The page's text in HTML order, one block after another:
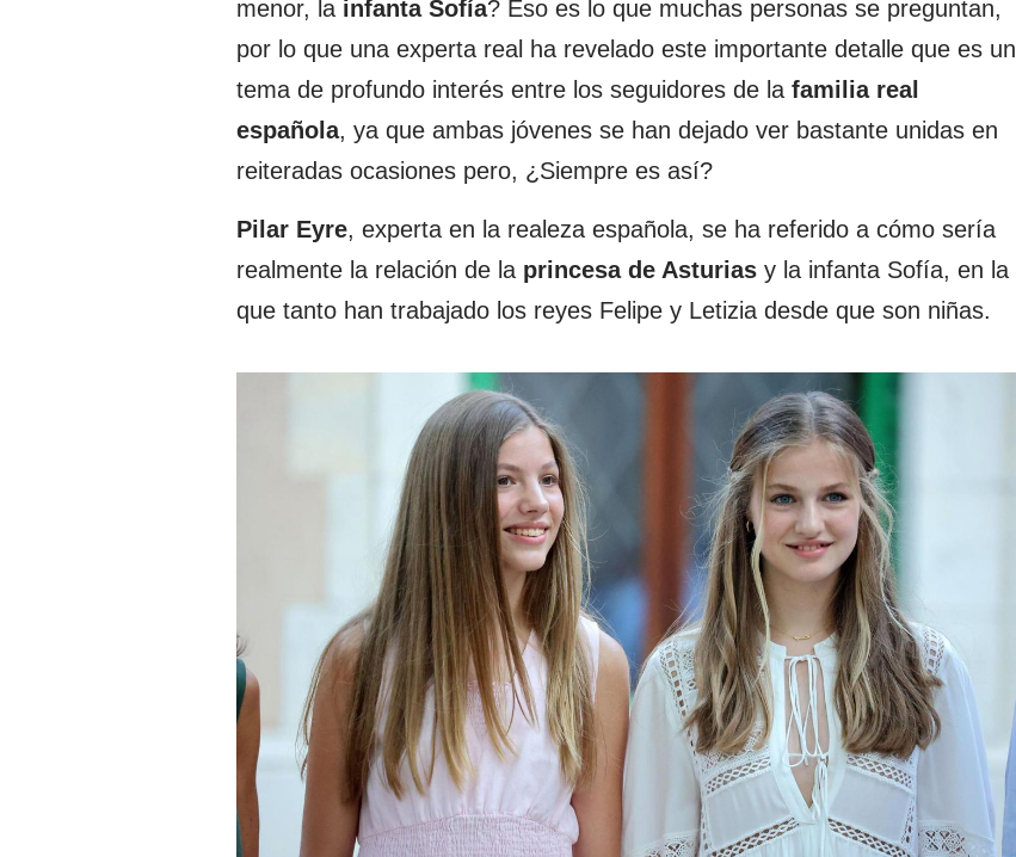
menor, la infanta Sofía? Eso es lo que muchas personas se preguntan,
por lo que una experta real ha revelado este importante detalle que es un
tema de profundo interés entre los seguidores de la familia real
española, ya que ambas jóvenes se han dejado ver bastante unidas en
reiteradas ocasiones pero, ¿Siempre es así?
Pilar Eyre, experta en la realeza española, se ha referido a cómo sería
realmente la relación de la princesa de Asturias y la infanta Sofía, en la
que tanto han trabajado los reyes Felipe y Letizia desde que son niñas.